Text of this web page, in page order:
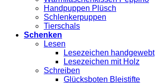
Handpuppen Plüsch
Schlenkerpuppen
Tierschals
Schenken
Lesen
Lesezeichen handgewebt
Lesezeichen mit Holz
Schreiben
Glücksboten Bleistifte